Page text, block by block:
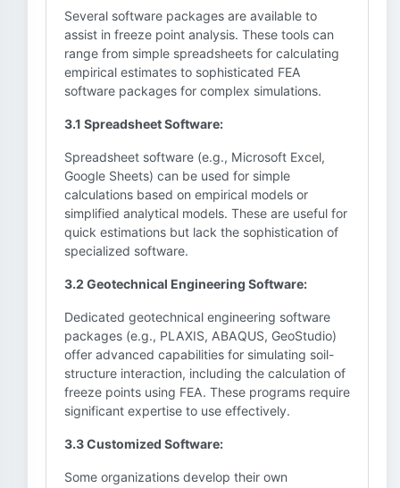
Several software packages are available to
assist in freeze point analysis. These tools can
range from simple spreadsheets for calculating
empirical estimates to sophisticated FEA
software packages for complex simulations.
3.1 Spreadsheet Software:
Spreadsheet software (e.g., Microsoft Excel,
Google Sheets) can be used for simple
calculations based on empirical models or
simplified analytical models. These are useful for
quick estimations but lack the sophistication of
specialized software.
3.2 Geotechnical Engineering Software:
Dedicated geotechnical engineering software
packages (e.g., PLAXIS, ABAQUS, GeoStudio)
offer advanced capabilities for simulating soil-
structure interaction, including the calculation of
freeze points using FEA. These programs require
significant expertise to use effectively.
3.3 Customized Software:
Some organizations develop their own